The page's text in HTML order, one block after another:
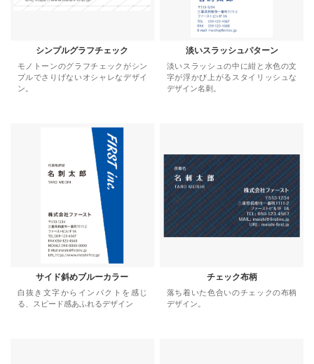
シンプルグラフチェック
モノトーンのグラフチェックがシン
プルでさりげないオシャレなデザイ
ン。
淡いスラッシュパターン
淡いスラッシュの中に紺と水色の文
字が浮かび上がるスタイリッシュな
デザイン名刺。
サイド斜めブルーカラー
白抜き文字からインパクトを感じ
る、スピード感あふれるデザイン
チェック布柄
落ち着いた色合いのチェックの布柄
デザイン。